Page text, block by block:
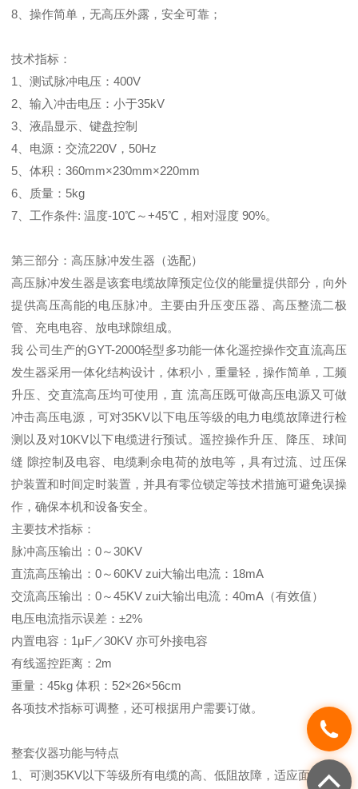
8、操作简单，无高压外露，安全可靠；
技术指标：
1、测试脉冲电压：400V
2、输入冲击电压：小于35kV
3、液晶显示、键盘控制
4、电源：交流220V，50Hz
5、体积：360mm×230mm×220mm
6、质量：5kg
7、工作条件: 温度-10℃～+45℃，相对湿度 90%。
第三部分：高压脉冲发生器（选配）
高压脉冲发生器是该套电缆故障预定位仪的能量提供部分，向外
提供高压高能的电压脉冲。主要由升压变压器、高压整流二极
管、充电电容、放电球隙组成。
我 公司生产的GYT-2000轻型多功能一体化遥控操作交直流高压
发生器采用一体化结构设计，体积小，重量轻，操作简单，工频
升压、交直流高压均可使用，直 流高压既可做高压电源又可做
冲击高压电源，可对35KV以下电压等级的电力电缆故障进行检
测以及对10KV以下电缆进行预试。遥控操作升压、降压、球间
缝 隙控制及电容、电缆剩余电荷的放电等，具有过流、过压保
护装置和时间定时装置，并具有零位锁定等技术措施可避免误操
作，确保本机和设备安全。
主要技术指标：
脉冲高压输出：0～30KV
直流高压输出：0～60KV zui大输出电流：18mA
交流高压输出：0～45KV zui大输出电流：40mA（有效值）
电压电流指示误差：±2%
内置电容：1μF／30KV 亦可外接电容
有线遥控距离：2m
重量：45kg 体积：52×26×56cm
各项技术指标可调整，还可根据用户需要订做。
整套仪器功能与特点
1、可测35KV以下等级所有电缆的高、低阻故障，适应面广。